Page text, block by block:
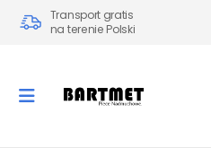
Transport gratis
na terenie Polski